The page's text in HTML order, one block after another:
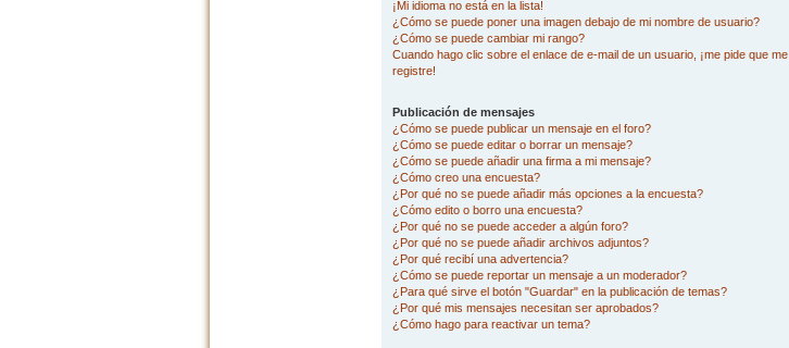
¡Mi idioma no está en la lista!
¿Cómo se puede poner una imagen debajo de mi nombre de usuario?
¿Cómo se puede cambiar mi rango?
Cuando hago clic sobre el enlace de e-mail de un usuario, ¡me pide que me
registre!
Publicación de mensajes
¿Cómo se puede publicar un mensaje en el foro?
¿Cómo se puede editar o borrar un mensaje?
¿Cómo se puede añadir una firma a mi mensaje?
¿Cómo creo una encuesta?
¿Por qué no se puede añadir más opciones a la encuesta?
¿Cómo edito o borro una encuesta?
¿Por qué no se puede acceder a algún foro?
¿Por qué no se puede añadir archivos adjuntos?
¿Por qué recibí una advertencia?
¿Cómo se puede reportar un mensaje a un moderador?
¿Para qué sirve el botón "Guardar" en la publicación de temas?
¿Por qué mis mensajes necesitan ser aprobados?
¿Cómo hago para reactivar un tema?